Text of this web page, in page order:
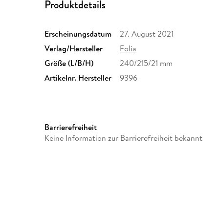
Produktdetails
Erscheinungsdatum
27. August 2021
Verlag/Hersteller
Folia
Größe (L/B/H)
240/215/21 mm
Artikelnr. Hersteller
9396
Barrierefreiheit
Keine Information zur Barrierefreiheit bekannt